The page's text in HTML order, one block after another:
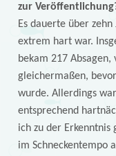
zur
Es dauerte über
extrem hart war.
bekam 217
gleichermaßen,
wurde. Allerdings
entsprechend
ich zu der Erkenntnis
im Schneckentempo